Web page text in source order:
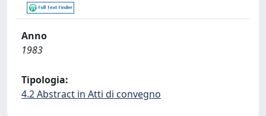
Anno
1983
Tipologia:
4.2 Abstract in Atti di convegno